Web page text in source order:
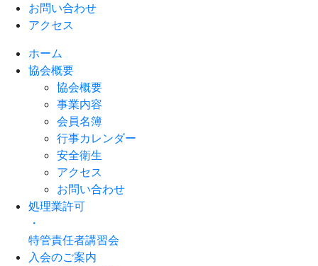
お問い合わせ
アクセス
ホーム
協会概要
協会概要
事業内容
会員名簿
行事カレンダー
安全衛生
アクセス
お問い合わせ
処理業許可
・
特管責任者講習会
入会のご案内